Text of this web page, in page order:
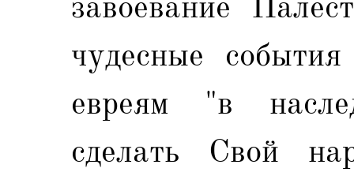
чудесные
евреям "в
сделать Свой